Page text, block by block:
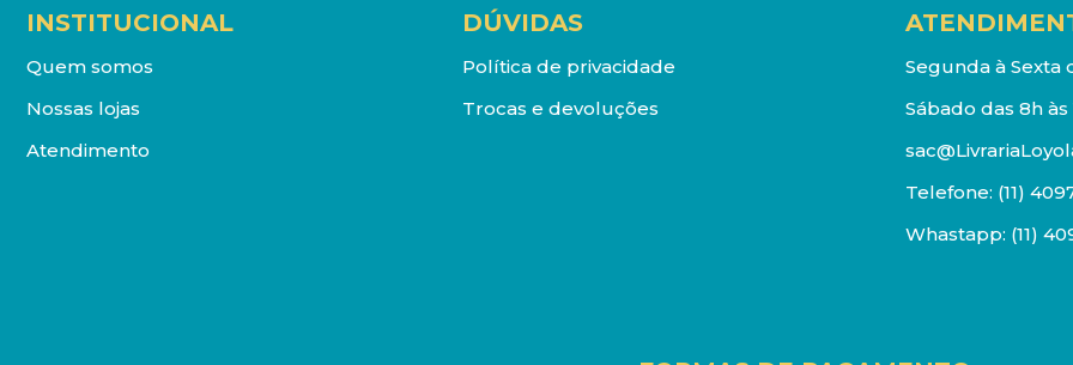
INSTITUCIONAL
Quem somos
Nossas lojas
Atendimento
DÚVIDAS
Política de privacidade
Trocas e devoluções
Segunda à Sexta
Sábado das 8h às
Telefone: (11)
Whastapp: (11)